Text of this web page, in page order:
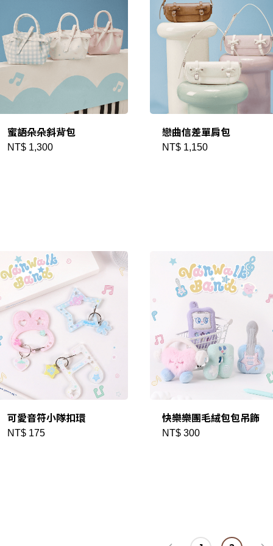
建立專屬帳號
只要再完成幾個步驟，即可
蜜語朵朵斜背包
NT$ 1,300
戀曲信差單肩包
NT$ 1,150
可愛音符小隊扣環
NT$ 175
快樂樂團毛絨包包吊飾
NT$ 300